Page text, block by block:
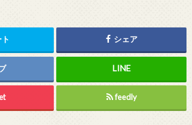
シェア
feedly